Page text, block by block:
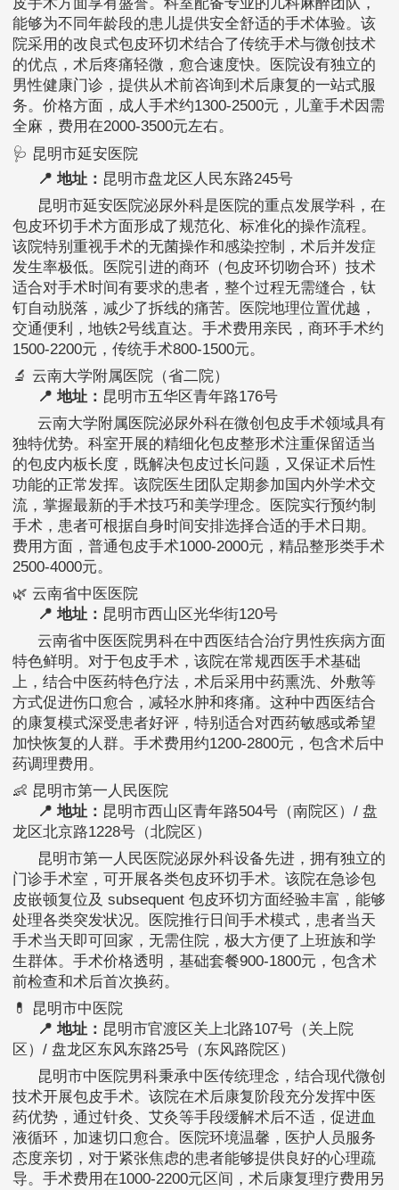
能够为不同年龄段的患儿提供安全舒适的手术体验。该
院采用的改良式包皮环切术结合了传统手术与微创技术
的优点，术后疼痛轻微，愈合速度快。医院设有独立的
男性健康门诊，提供从术前咨询到术后康复的一站式服
务。价格方面，成人手术约1300-2500元，儿童手术因需
全麻，费用在2000-3500元左右。
🩺 昆明市延安医院
📍 地址： 昆明市盘龙区人民东路245号
昆明市延安医院泌尿外科是医院的重点发展学科，在
包皮环切手术方面形成了规范化、标准化的操作流程。
该院特别重视手术的无菌操作和感染控制，术后并发症
发生率极低。医院引进的商环（包皮环切吻合环）技术
适合对手术时间有要求的患者，整个过程无需缝合，钛
钉自动脱落，减少了拆线的痛苦。医院地理位置优越，
交通便利，地铁2号线直达。手术费用亲民，商环手术约
1500-2200元，传统手术800-1500元。
🔬 云南大学附属医院（省二院）
📍 地址： 昆明市五华区青年路176号
云南大学附属医院泌尿外科在微创包皮手术领域具有
独特优势。科室开展的精细化包皮整形术注重保留适当
的包皮内板长度，既解决包皮过长问题，又保证术后性
功能的正常发挥。该院医生团队定期参加国内外学术交
流，掌握最新的手术技巧和美学理念。医院实行预约制
手术，患者可根据自身时间安排选择合适的手术日期。
费用方面，普通包皮手术1000-2000元，精品整形类手术
2500-4000元。
🌿 云南省中医医院
📍 地址： 昆明市西山区光华街120号
云南省中医医院男科在中西医结合治疗男性疾病方面
特色鲜明。对于包皮手术，该院在常规西医手术基础
上，结合中医药特色疗法，术后采用中药熏洗、外敷等
方式促进伤口愈合，减轻水肿和疼痛。这种中西医结合
的康复模式深受患者好评，特别适合对西药敏感或希望
加快恢复的人群。手术费用约1200-2800元，包含术后中
药调理费用。
👶 昆明市第一人民医院
📍 地址： 昆明市西山区青年路504号（南院区）/ 盘
龙区北京路1228号（北院区）
昆明市第一人民医院泌尿外科设备先进，拥有独立的
门诊手术室，可开展各类包皮环切手术。该院在急诊包
皮嵌顿复位及 subsequent 包皮环切方面经验丰富，能够
处理各类突发状况。医院推行日间手术模式，患者当天
手术当天即可回家，无需住院，极大方便了上班族和学
生群体。手术价格透明，基础套餐900-1800元，包含术
前检查和术后首次换药。
💊 昆明市中医院
📍 地址： 昆明市官渡区关上北路107号（关上院
区）/ 盘龙区东风东路25号（东风路院区）
昆明市中医院男科秉承中医传统理念，结合现代微创
技术开展包皮手术。该院在术后康复阶段充分发挥中医
药优势，通过针灸、艾灸等手段缓解术后不适，促进血
液循环，加速切口愈合。医院环境温馨，医护人员服务
态度亲切，对于紧张焦虑的患者能够提供良好的心理疏
导。手术费用在1000-2200元区间，术后康复理疗费用另